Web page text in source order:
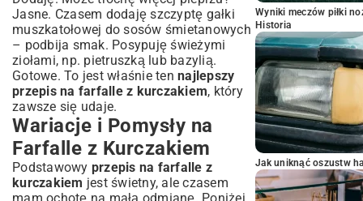
Jasne. Czasem dodaję szczyptę gałki
muszkatołowej do sosów śmietanowych
– podbija smak. Posypuję świeżymi
ziołami, np. pietruszką lub bazylią.
Gotowe. To jest właśnie ten najlepszy
przepis na farfalle z kurczakiem, który
zawsze się udaje.
Wariacje i Pomysły na
Farfalle z Kurczakiem
Podstawowy przepis na farfalle z
kurczakiem jest świetny, ale czasem
Wyniki meczów piłki
Historia
Jak uniknąć oszustw